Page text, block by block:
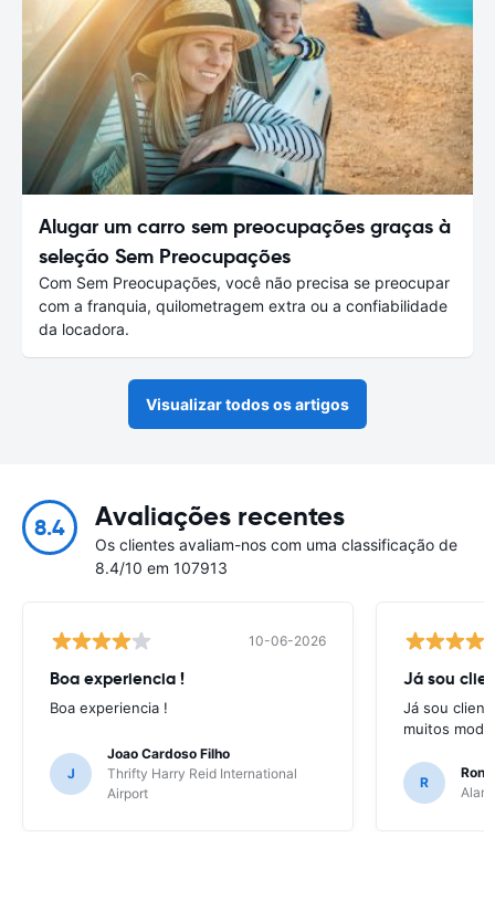
Alugar um carro sem preocupações graças à
seleção Sem Preocupações
Com Sem Preocupações, você não precisa se preocupar
com a franquia, quilometragem extra ou a confiabilidade
da locadora.
Visualizar todos os artigos
8.4 Avaliações recentes
Os clientes avaliam-nos com uma classificação de
8.4/10 em 107913
10-06-2026
Boa experiencia !
Boa experiencia !
J
Joao Cardoso Filho
Thrifty Harry Reid International
Airport
Já sou
Já sou
muitos
R